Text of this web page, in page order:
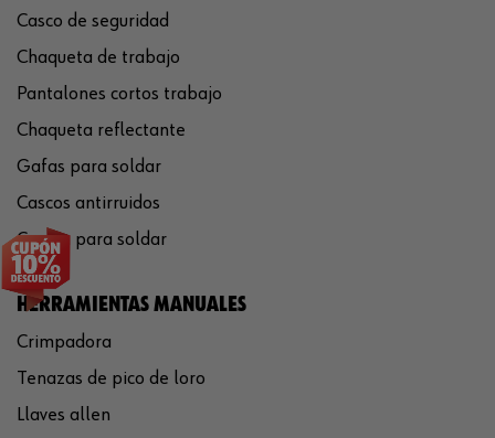
Casco de seguridad
Chaqueta de trabajo
Pantalones cortos trabajo
Chaqueta reflectante
Gafas para soldar
Cascos antirruidos
Careta para soldar
HERRAMIENTAS MANUALES
Crimpadora
Tenazas de pico de loro
Llaves allen